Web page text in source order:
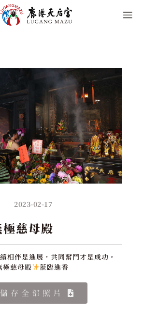
2023-02-17
慈母殿
相伴是進展，共同奮鬥才是成功。
極慈母殿 蒞臨進香
儲存全部照片